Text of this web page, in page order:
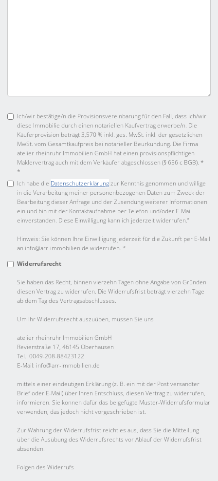
Ich/wir bestätige/n die Provisionsvereinbarung für den Fall, dass ich/wir
diese Immobilie durch einen notariellen Kaufvertrag erwerbe/n. Die
Käuferprovision beträgt 3,570 % inkl. ges. MwSt. inkl. der gesetzlichen
MwSt. vom Gesamtkaufpreis bei notarieller Beurkundung. Die Firma
atelier rheinruhr Immobilien GmbH hat einen provisionspflichtigen
Maklervertrag auch mit dem Verkäufer abgeschlossen (§ 656 c BGB). *
*
Ich habe die Datenschutzerklärungzur Kenntnis genommen und willige
in die Verarbeitung meiner personenbezogenen Daten zum Zweck der
Bearbeitung dieser Anfrage und der Zusendung weiterer Informationen
ein und bin mit der Kontaktaufnahme per Telefon und/oder E-Mail
einverstanden. Diese Einwilligung kann ich jederzeit widerrufen.”
Hinweis: Sie können Ihre Einwilligung jederzeit für die Zukunft per E-Mail
an info@arr-immobilien.de widerrufen. *
Widerrufsrecht
Sie haben das Recht, binnen vierzehn Tagen ohne Angabe von Gründen
diesen Vertrag zu widerrufen. Die Widerrufsfrist beträgt vierzehn Tage
ab dem Tag des Vertragsabschlusses.
Um Ihr Widerrufsrecht auszuüben, müssen Sie uns
atelier rheinruhr Immobilien GmbH
Revierstraße 17, 46145 Oberhausen
Tel.: 0049-208-88423122
E-Mail: info@arr-immobilien.de
mittels einer eindeutigen Erklärung (z. B. ein mit der Post versandter
Brief oder E-Mail) über Ihren Entschluss, diesen Vertrag zu widerrufen,
informieren. Sie können dafür das beigefügte Muster-Widerrufsformular
verwenden, das jedoch nicht vorgeschrieben ist.
Zur Wahrung der Widerrufsfrist reicht es aus, dass Sie die Mitteilung
über die Ausübung des Widerrufsrechts vor Ablauf der Widerrufsfrist
absenden.
Folgen des Widerrufs